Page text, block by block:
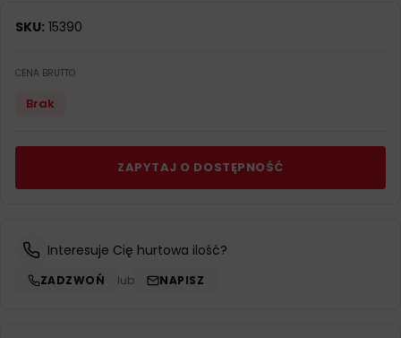
SKU: 15390
CENA BRUTTO
Brak
ZAPYTAJ O DOSTĘPNOŚĆ
Interesuje Cię hurtowa ilość?
ZADZWOŃ lub NAPISZ